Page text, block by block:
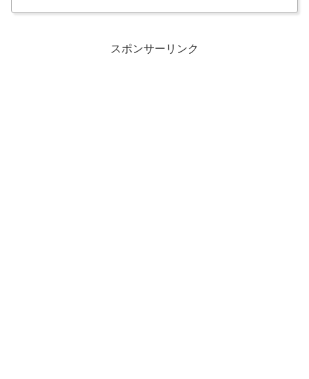
スポンサーリンク